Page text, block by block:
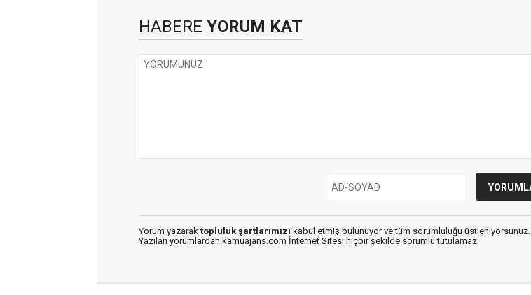
HABERE YORUM KAT
Yorum yazarak topluluk şartlarımızı kabul etmiş bulunuyor ve tüm sorumluluğu üstleniyorsunuz.
Yazılan yorumlardan kamuajans.com İnternet Sitesi hiçbir şekilde sorumlu tutulamaz